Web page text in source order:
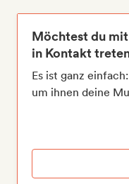
Möchtest du
in Kontakt
Es ist ganz
um ihnen deine